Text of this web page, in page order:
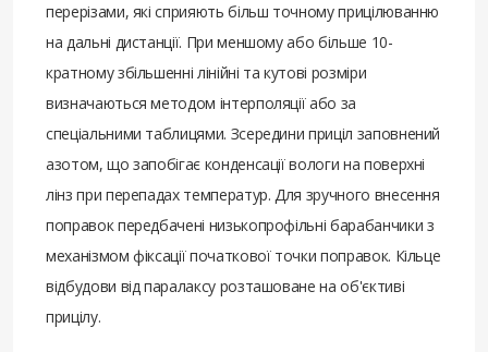
перерізами, які сприяють більш точному прицілюванню
на дальні дистанції. При меншому або більше 10-
кратному збільшенні лінійні та кутові розміри
визначаються методом інтерполяції або за
спеціальними таблицями. Зсередини приціл заповнений
азотом, що запобігає конденсації вологи на поверхні
лінз при перепадах температур. Для зручного внесення
поправок передбачені низькопрофільні барабанчики з
механізмом фіксації початкової точки поправок. Кільце
відбудови від паралаксу розташоване на об'єктиві
прицілу.